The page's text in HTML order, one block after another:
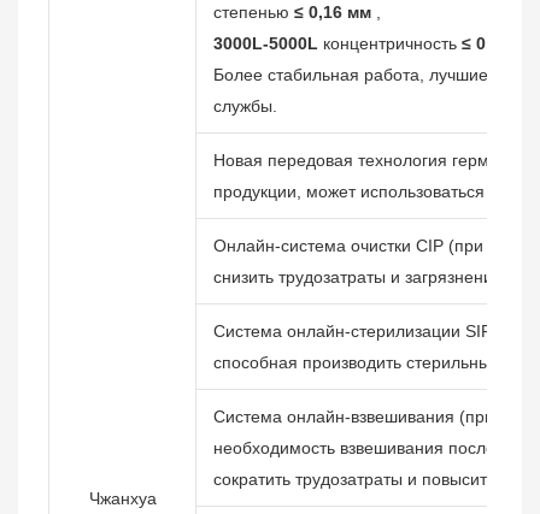
Чжанхуа
степенью ≤ 0,16 мм
3000L-5000L концентричность ≤ 0,20 мм
Более стабильная работа, лучшие
службы.
Новая передовая технология
продукции, может использоваться для
Онлайн-система очистки CIP (при
снизить трудозатраты и загрязнение
Система онлайн-стерилизации SIP
способная производить стерильные
Система онлайн-взвешивания (при
необходимость взвешивания после
сократить трудозатраты и повысить